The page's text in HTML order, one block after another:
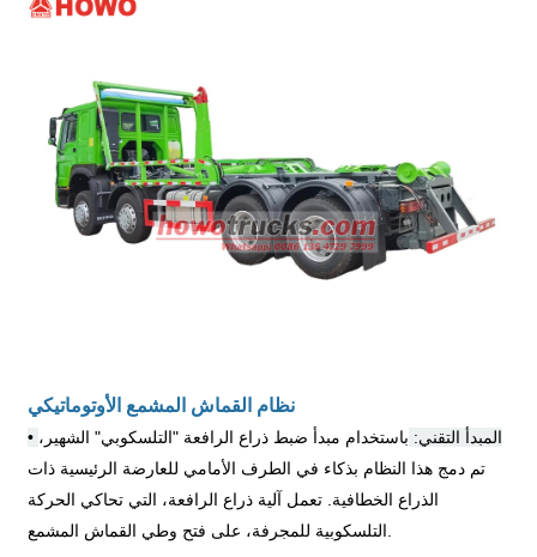
نظام القماش المشمع الأوتوماتيكي
• المبدأ التقني: باستخدام مبدأ ضبط ذراع الرافعة "التلسكوبي" الشهير،
تم دمج هذا النظام بذكاء في الطرف الأمامي للعارضة الرئيسية ذات
الذراع الخطافية. تعمل آلية ذراع الرافعة، التي تحاكي الحركة
التلسكوبية للمجرفة، على فتح وطي القماش المشمع.